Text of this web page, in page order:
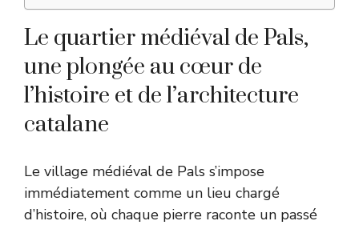
Le quartier médiéval de Pals,
une plongée au cœur de
l’histoire et de l’architecture
catalane
Le village médiéval de Pals s’impose
immédiatement comme un lieu chargé
d’histoire, où chaque pierre raconte un passé